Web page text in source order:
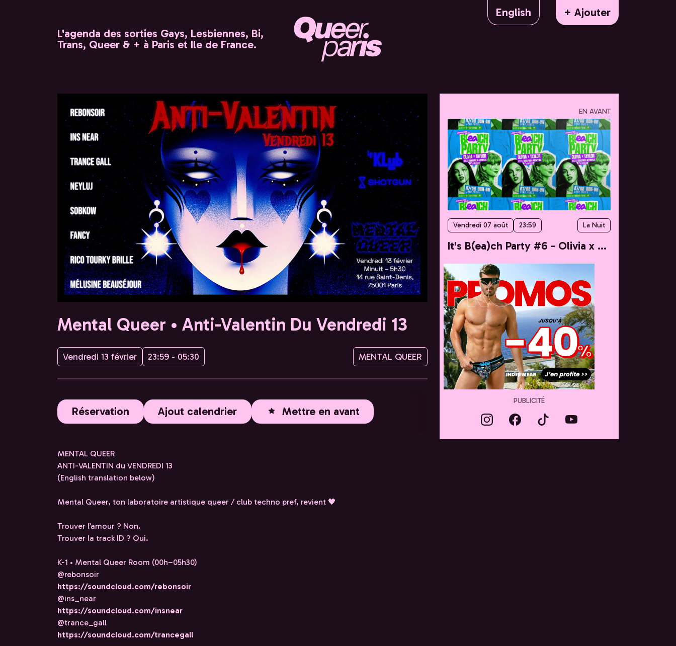
English
+ Ajouter
L'agenda des sorties Gays, Lesbiennes, Bi,
Trans, Queer & + à Paris et Ile de France.
Mental Queer • Anti-Valentin Du Vendredi 13
Vendredi 13 février 23:59 - 05:30 MENTAL QUEER
Réservation Ajout calendrier Mettre en avant
MENTAL QUEER
ANTI-VALENTIN du VENDREDI 13
(English translation below)
Mental Queer, ton laboratoire artistique queer / club techno pref, revient 🖤
Trouver l’amour ? Non.
Trouver la track ID ? Oui.
K-1 • Mental Queer Room (00h–05h30)
@rebonsoir
https://soundcloud.com/rebonsoir
@ins_near
https://soundcloud.com/insnear
@trance_gall
https://soundcloud.com/trancegall
EN AVANT
Vendredi 07 août 23:59 La Nuit
It's B(ea)ch Party #6 - Olivia x Taylor
PUBLICITÉ